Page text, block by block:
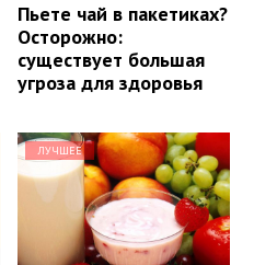
Пьете чай в пакетиках?
Осторожно:
существует большая
угроза для здоровья
ЛУЧШЕЕ